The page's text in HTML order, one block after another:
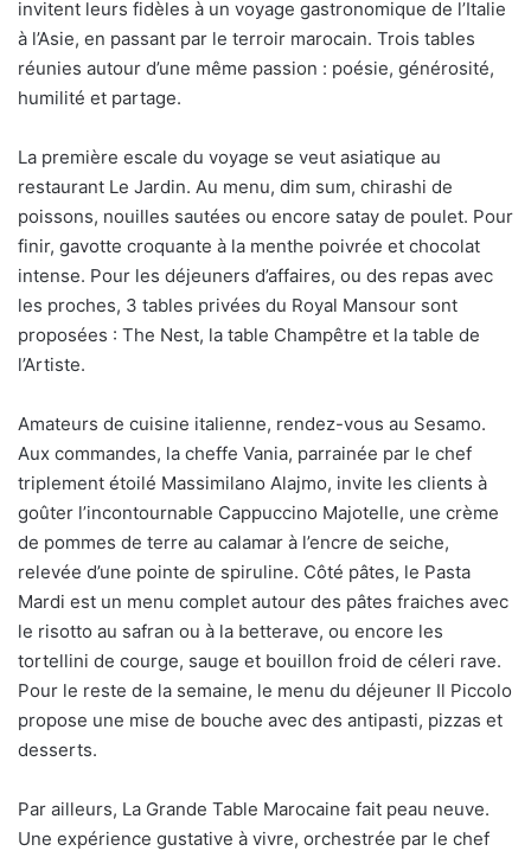
invitent leurs fidèles à un voyage gastronomique de l’Italie
à l’Asie, en passant par le terroir marocain. Trois tables
réunies autour d’une même passion : poésie, générosité,
humilité et partage.
La première escale du voyage se veut asiatique au
restaurant Le Jardin. Au menu, dim sum, chirashi de
poissons, nouilles sautées ou encore satay de poulet. Pour
finir, gavotte croquante à la menthe poivrée et chocolat
intense. Pour les déjeuners d’affaires, ou des repas avec
les proches, 3 tables privées du Royal Mansour sont
proposées : The Nest, la table Champêtre et la table de
l’Artiste.
Amateurs de cuisine italienne, rendez-vous au Sesamo.
Aux commandes, la cheffe Vania, parrainée par le chef
triplement étoilé Massimilano Alajmo, invite les clients à
goûter l’incontournable Cappuccino Majotelle, une crème
de pommes de terre au calamar à l’encre de seiche,
relevée d’une pointe de spiruline. Côté pâtes, le Pasta
Mardi est un menu complet autour des pâtes fraiches avec
le risotto au safran ou à la betterave, ou encore les
tortellini de courge, sauge et bouillon froid de céleri rave.
Pour le reste de la semaine, le menu du déjeuner Il Piccolo
propose une mise de bouche avec des antipasti, pizzas et
desserts.
Par ailleurs, La Grande Table Marocaine fait peau neuve.
Une expérience gustative à vivre, orchestrée par le chef